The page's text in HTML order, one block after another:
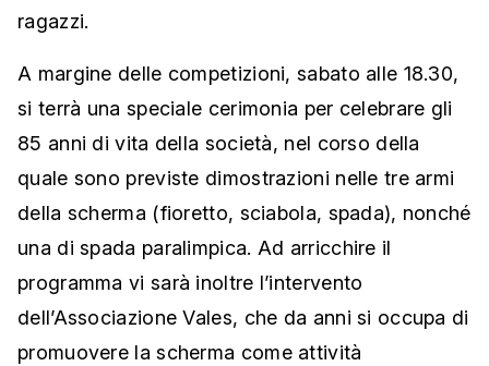
ragazzi.
A margine delle competizioni, sabato alle 18.30,
si terrà una speciale cerimonia per celebrare gli
85 anni di vita della società, nel corso della
quale sono previste dimostrazioni nelle tre armi
della scherma (fioretto, sciabola, spada), nonché
una di spada paralimpica. Ad arricchire il
programma vi sarà inoltre l’intervento
dell’Associazione Vales, che da anni si occupa di
promuovere la scherma come attività